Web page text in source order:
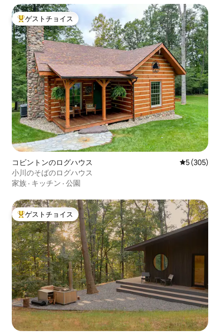
大好評のゲストチョイスです。
ゲストチョイス
コビントンのログハウス レビュー
5 (305)
小川のそばのログハウス
家族 · キッチン · 公園
大好評のゲストチョイスです。
ゲストチョイス